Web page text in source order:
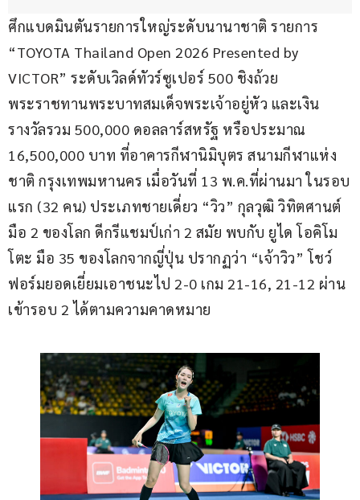
ศึกแบดมินตันรายการใหญ่ระดับนานาชาติ รายการ
“TOYOTA Thailand Open 2026 Presented by
VICTOR” ระดับเวิลด์ทัวร์ซูเปอร์ 500 ชิงถ้วย
พระราชทานพระบาทสมเด็จพระเจ้าอยู่หัว และเงิน
รางวัลรวม 500,000 ดอลลาร์สหรัฐ หรือประมาณ
16,500,000 บาท ที่อาคารกีฬานิมิบุตร สนามกีฬาแห่ง
ชาติ กรุงเทพมหานคร เมื่อวันที่ 13 พ.ค.ที่ผ่านมา ในรอบ
แรก (32 คน) ประเภทชายเดี่ยว “วิว” กุลวุฒิ วิทิตศานต์
มือ 2 ของโลก ดีกรีแชมป์เก่า 2 สมัย พบกับ ยูได โอคิโม
โตะ มือ 35 ของโลกจากญี่ปุ่น ปรากฏว่า “เจ้าวิว” โชว์
ฟอร์มยอดเยี่ยมเอาชนะไป 2-0 เกม 21-16, 21-12 ผ่าน
เข้ารอบ 2 ได้ตามความคาดหมาย